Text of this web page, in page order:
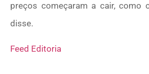
preços começaram a cair, como
disse.
Feed Editoria